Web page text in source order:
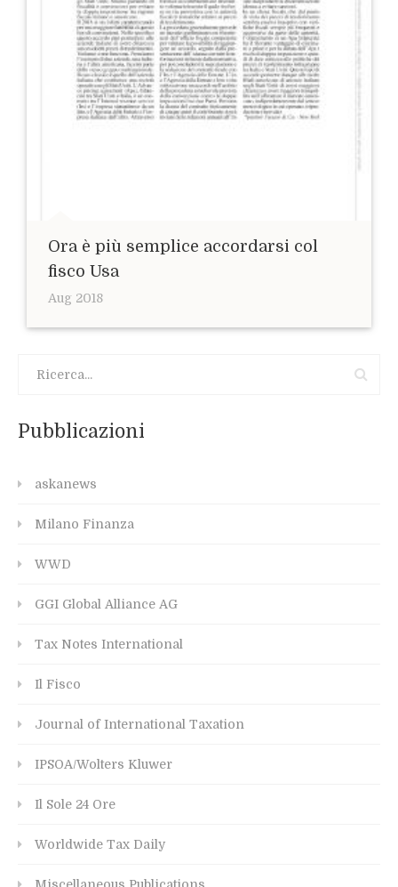
Ora è più semplice accordarsi col
fisco Usa
Aug 2018
Pubblicazioni
askanews
Milano Finanza
WWD
GGI Global Alliance AG
Tax Notes International
Il Fisco
Journal of International Taxation
IPSOA/Wolters Kluwer
Il Sole 24 Ore
Worldwide Tax Daily